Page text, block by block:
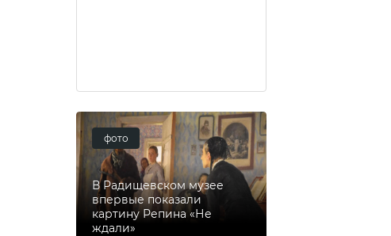
фото
В Радищевском музее
впервые показали
картину Репина «Не
ждали»